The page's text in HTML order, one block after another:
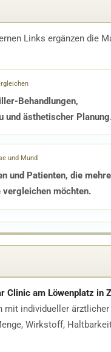
Links ergänzen die
Behandlungen,
und ästhetischer
und Mund
und Patienten, die
vergleichen möchten.
Clinic am Löwenplatz in
mit individueller
Wirkstoff,